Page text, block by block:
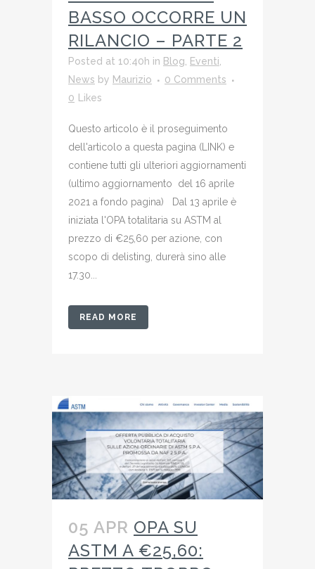
BASSO OCCORRE UN
RILANCIO – PARTE 2
Posted at 10:40h in Blog Eventi
News by Maurizio
0 Comments
0
Likes
Questo articolo è il proseguimento
dell'articolo a questa pagina (LINK) e
contiene tutti gli ulteriori aggiornamenti
(ultimo aggiornamento del 16 aprile
2021 a fondo pagina) Dal 13 aprile è
iniziata l'OPA totalitaria su ASTM al
prezzo di €25,60 per azione, con
scopo di delisting, durerà sino alle
17.30...
READ MORE
05 APR OPA SU
ASTM A €25,60: